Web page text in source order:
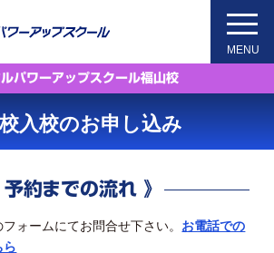
MENU
ルパワーアップスクール福山校
入校のお申し込み
予約までの流れ 》
ォームにてお問合せ下さい。 お電話での
ら